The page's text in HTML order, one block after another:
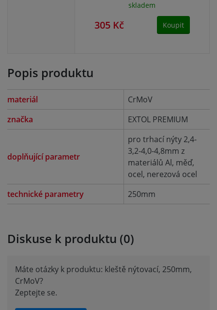
skladem
305 Kč Koupit
Popis produktu
materiál
CrMoV
značka
EXTOL PREMIUM
doplňující parametr
pro trhací nýty 2,4-
3,2-4,0-4,8mm z
materiálů Al, měď,
ocel, nerezová ocel
technické parametry
250mm
Diskuse k produktu (0)
Máte otázky k produktu: kleště nýtovací, 250mm,
CrMoV?
Zeptejte se.